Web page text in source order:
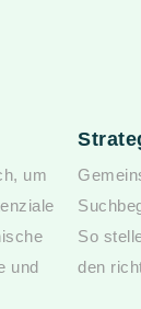
um
und
So
den